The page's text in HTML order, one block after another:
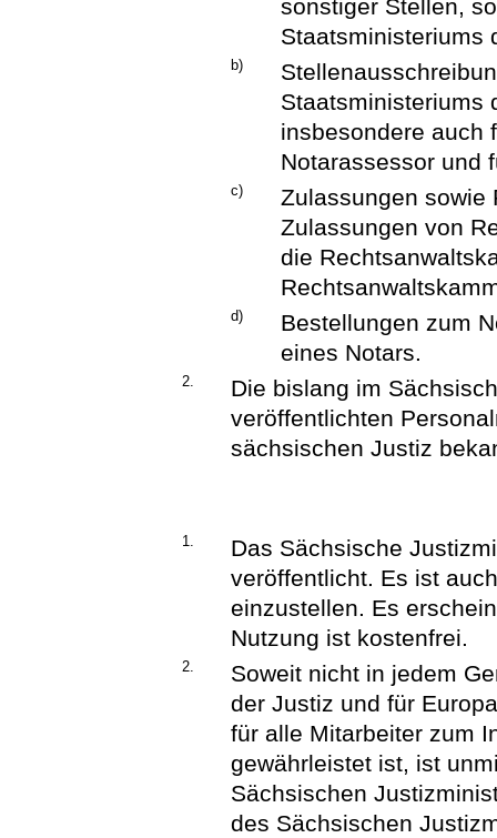
sonstiger Stellen,
Staatsministeriums
b)
Staatsministeriums
insbesondere auch
Notarassessor und
c)
Zulassungen sowie
Zulassungen von
die
d)
Bestellungen zum
eines Notars.
2.
Die bislang im
veröffentlichten
sächsischen Justiz
1.
Das Sächsische
veröffentlicht. Es ist
einzustellen. Es
Nutzung ist kostenfrei.
2.
Soweit nicht in jedem
der Justiz und für
für alle Mitarbeiter zum
gewährleistet ist, ist
Sächsischen
des Sächsischen